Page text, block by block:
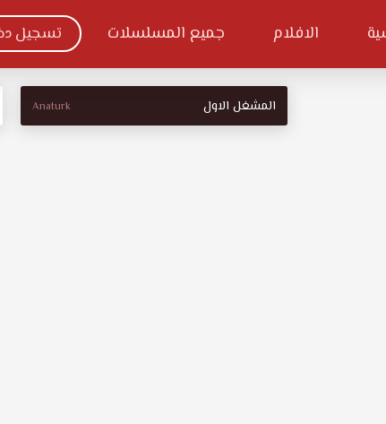
الافلام جميع المسلسلات تسجيل
المشغل الاول Anaturk